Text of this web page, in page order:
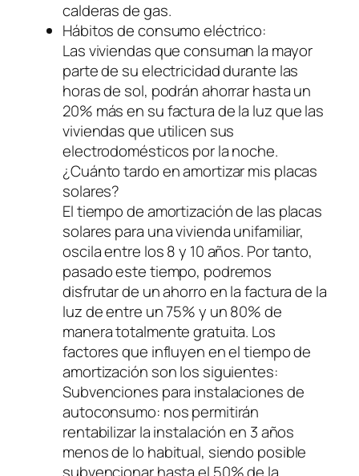
calderas de gas.
Hábitos de consumo eléctrico:
Las viviendas que consuman la mayor
parte de su electricidad durante las
horas de sol, podrán ahorrar hasta un
20% más en su factura de la luz que las
viviendas que utilicen sus
electrodomésticos por la noche.
¿Cuánto tardo en amortizar mis placas
solares?
El tiempo de amortización de las placas
solares para una vivienda unifamiliar,
oscila entre los 8 y 10 años. Por tanto,
pasado este tiempo, podremos
disfrutar de un ahorro en la factura de la
luz de entre un 75% y un 80% de
manera totalmente gratuita. Los
factores que influyen en el tiempo de
amortización son los siguientes:
Subvenciones para instalaciones de
autoconsumo: nos permitirán
rentabilizar la instalación en 3 años
menos de lo habitual, siendo posible